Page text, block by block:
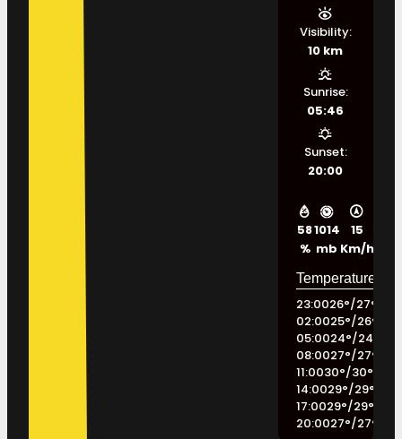
58
%
1014
mb
15
Km/h
Visibility:
10 km
Sunrise:
05:46
Sunset:
20:00
23:0026°/27°
02:0025°/26°
05:0024°/24
08:0027°/27°
11:0030°/30°
14:0029°/29°
17:0029°/29°
20:0027°/27°